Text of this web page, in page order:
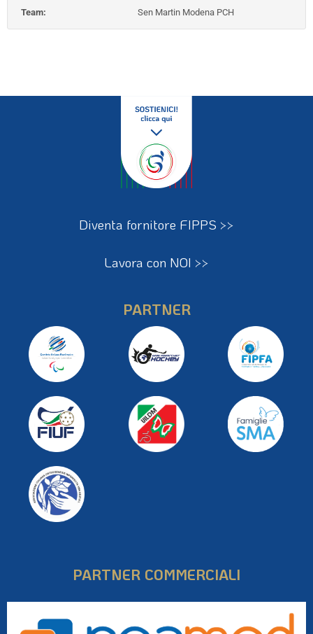
Team:
Sen Martin Modena PCH
Diventa fornitore FIPPS >>
Lavora con NOI >>
PARTNER
PARTNER COMMERCIALI